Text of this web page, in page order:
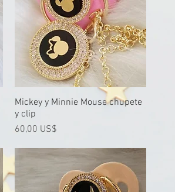
Vista rápida
Mickey y Minnie Mouse chupete
y clip
Precio
60,00 US$